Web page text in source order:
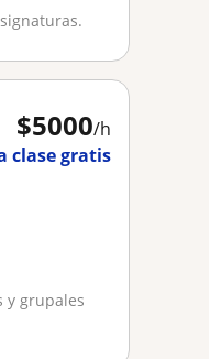
$5000/h
clase gratis
y grupales